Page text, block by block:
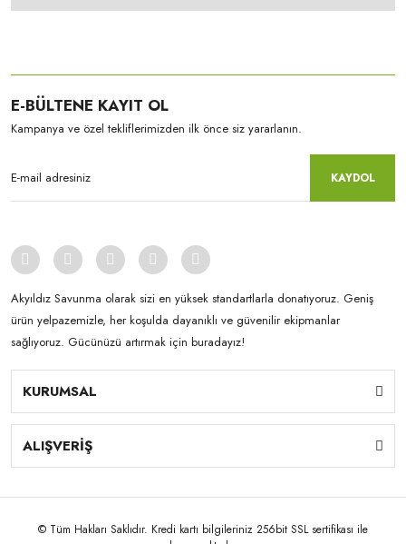
E-BÜLTENE KAYIT OL
Kampanya ve özel tekliflerimizden ilk önce siz yararlanın.
KAYDOL
Akyıldız Savunma olarak sizi en yüksek standartlarla donatıyoruz. Geniş
ürün yelpazemizle, her koşulda dayanıklı ve güvenilir ekipmanlar
sağlıyoruz. Gücünüzü artırmak için buradayız!
KURUMSAL
ALIŞVERİŞ
© Tüm Hakları Saklıdır. Kredi kartı bilgileriniz 256bit SSL sertifikası ile